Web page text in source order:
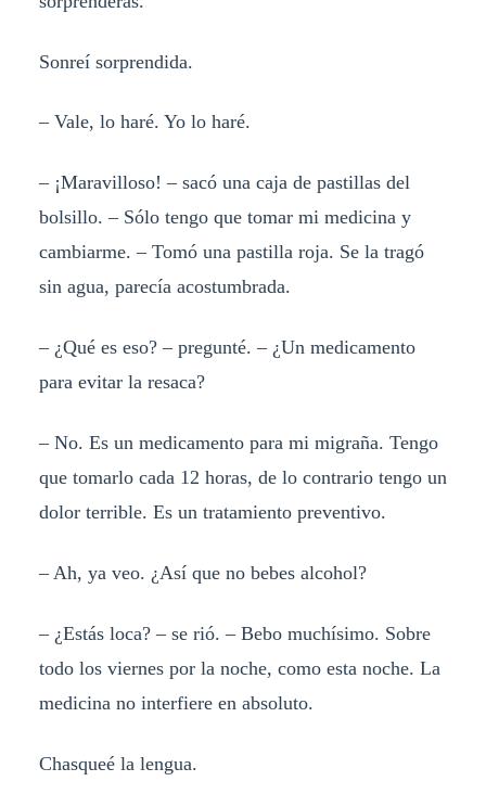
Sonreí sorprendida.
– Vale, lo haré. Yo lo haré.
– ¡Maravilloso! – sacó una caja de pastillas del
bolsillo. – Sólo tengo que tomar mi medicina y
cambiarme. – Tomó una pastilla roja. Se la tragó
sin agua, parecía acostumbrada.
– ¿Qué es eso? – pregunté. – ¿Un medicamento
para evitar la resaca?
– No. Es un medicamento para mi migraña. Tengo
que tomarlo cada 12 horas, de lo contrario tengo un
dolor terrible. Es un tratamiento preventivo.
– Ah, ya veo. ¿Así que no bebes alcohol?
– ¿Estás loca? – se rió. – Bebo muchísimo. Sobre
todo los viernes por la noche, como esta noche. La
medicina no interfiere en absoluto.
Chasqueé la lengua.